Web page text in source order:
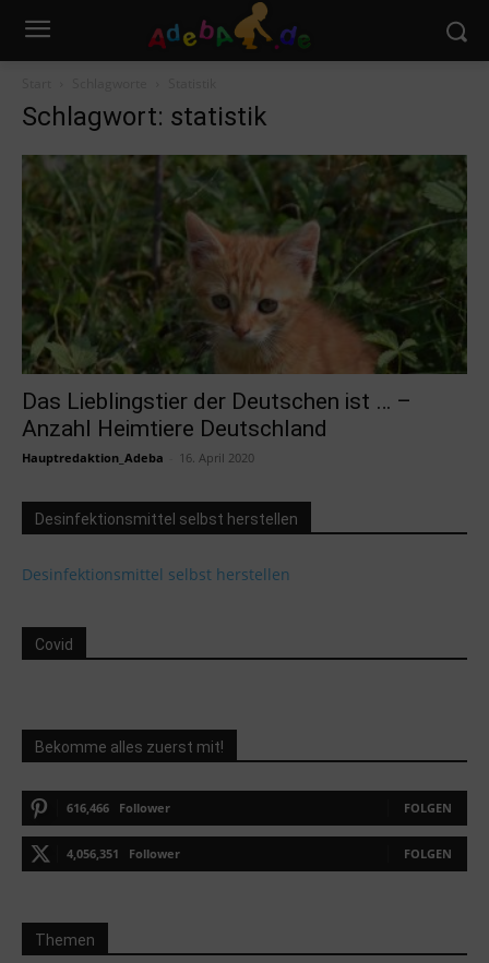
Schlagwort: statistik
Das Lieblingstier der Deutschen ist … –
Anzahl Heimtiere Deutschland
Hauptredaktion_Adeba 16. April 2020
Desinfektionsmittel selbst herstellen
Desinfektionsmittel selbst herstellen
Covid
Bekomme alles zuerst mit!
616,466 Follower FOLGEN
4,056,351 Follower FOLGEN
Themen